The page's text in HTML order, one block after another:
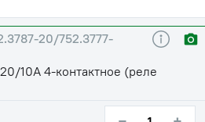
20/752.3777-
10А 4-контактное (реле